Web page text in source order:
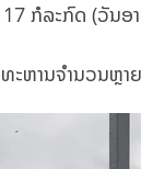
ກໍລະກົດ (ວັນອ
ະຫານຈຳນວນຫຼາ